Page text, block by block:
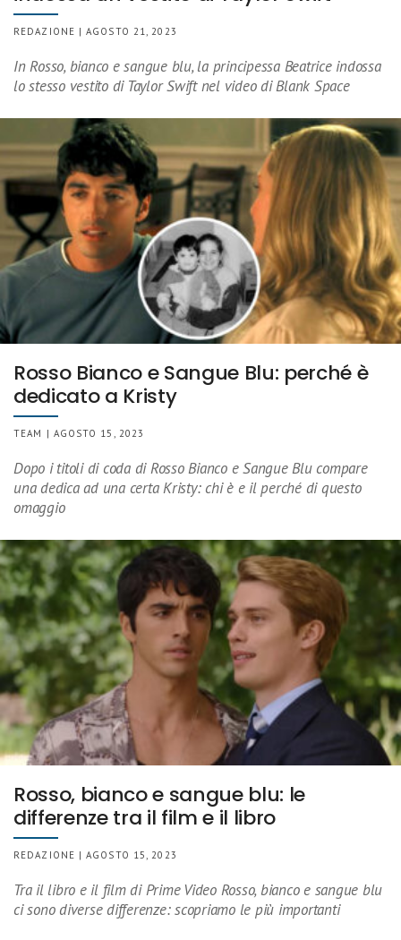
REDAZIONE | AGOSTO 21, 2023
In Rosso, bianco e sangue blu, la principessa Beatrice indossa
lo stesso vestito di Taylor Swift nel video di Blank Space
Rosso Bianco e Sangue Blu: perché è
dedicato a Kristy
TEAM | AGOSTO 15, 2023
Dopo i titoli di coda di Rosso Bianco e Sangue Blu compare
una dedica ad una certa Kristy: chi è e il perché di questo
omaggio
Rosso, bianco e sangue blu: le
differenze tra il film e il libro
REDAZIONE | AGOSTO 15, 2023
Tra il libro e il film di Prime Video Rosso, bianco e sangue blu
ci sono diverse differenze: scopriamo le più importanti